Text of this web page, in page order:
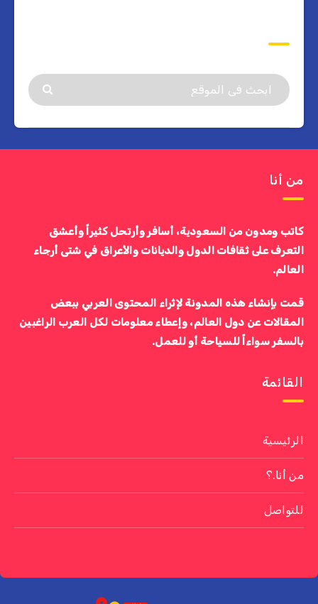
من أنا
كاتب ومدون من السعودية، أسافر وأرتحل كثيراً وأعشق
التعرف على ثقافات الدول والديانات والأعراق في شتى أرجاء
العالم.
قمت بإنشاء هذه المدونة لإثراء المحتوى العربي ببعض
المقالات عن دول العالم، وإعطاء معلومات لكل العرب الراغبين
بالسفر سواءاً للسياحة أو للعمل.
القائمة
الرئيسية
من أنا.؟
للتواصل